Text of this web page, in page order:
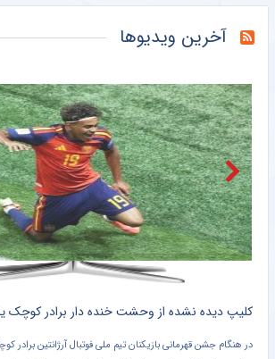
مشرق نیوز فیلم/ شادی بعد از گل در برزیل حادثه آفرید!
خبرانلاین پاسخ تراکتور به ادعای سرباز شدن بیرانوند
خبرورزشی بیرانوند سرباز است؟/ واکنش رسمی به یک احتمال
خبرورزشی محمدجواد حسین‌نژاد هم به سرنوشت طارمی
آخرین ویدیوها
در هنگام جشن قهرمانی بازیکنان تیم ملی فوتبال آرژانتین برادر